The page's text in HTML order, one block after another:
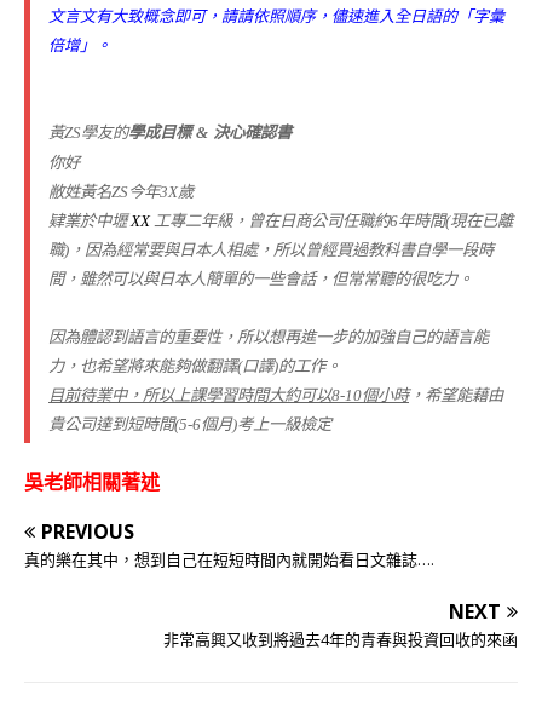
文言文有大致概念即可，請請依照順序，儘速進入全日語的「字彙
倍增」。
黃ZS學友的學成目標 & 決心確認書
你好
敝姓黃名ZS今年3X歲
肄業於中壢XX 工專二年級，曾在日商公司任職約6年時間(現在已離
職)，因為經常要與日本人相處，所以曾經買過教科書自學一段時
間，雖然可以與日本人簡單的一些會話，但常常聽的很吃力。
因為體認到語言的重要性，所以想再進一步的加強自己的語言能
力，也希望將來能夠做翻譯(口譯)的工作。
目前待業中，所以上課學習時間大約可以8-10個小時，希望能藉由
貴公司達到短時間(5-6個月)考上一級檢定
吳老師相關著述
PREVIOUS
真的樂在其中，想到自己在短短時間內就開始看日文雜誌….
NEXT
非常高興又收到將過去4年的青春與投資回收的來函